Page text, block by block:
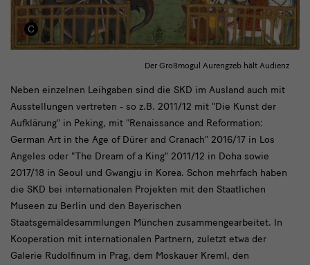
Weltweit
vernetzt
Neben einzelnen Leihgaben sind die SKD im Ausland auch mit
Ausstellungen vertreten - so z.B. 2011/12 mit "Die Kunst der
Aufklärung" in Peking, mit "Renaissance and Reformation:
German Art in the Age of Dürer and Cranach" 2016/17 in Los
Angeles oder "The Dream of a King" 2011/12 in Doha sowie
2017/18 in Seoul und Gwangju in Korea. Schon mehrfach haben
die SKD bei internationalen Projekten mit den Staatlichen
Museen zu Berlin und den Bayerischen
Staatsgemäldesammlungen München zusammengearbeitet. In
Kooperation mit internationalen Partnern, zuletzt etwa der
Galerie Rudolfinum in Prag, dem Moskauer Kreml, den
Der Großmogul Aurengzeb hält Audienz